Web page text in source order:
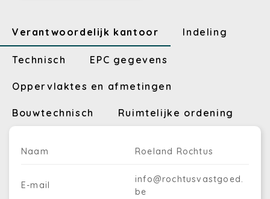
Verantwoordelijk kantoor Indeling
Technisch EPC gegevens
Oppervlaktes en afmetingen
Bouwtechnisch Ruimtelijke ordening
Naam Roeland Rochtus
E-mail
info@rochtusvastgoed.
be